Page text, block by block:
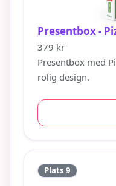
Presentbox -
379 kr
Presentbox med
rolig design.
Plats 9